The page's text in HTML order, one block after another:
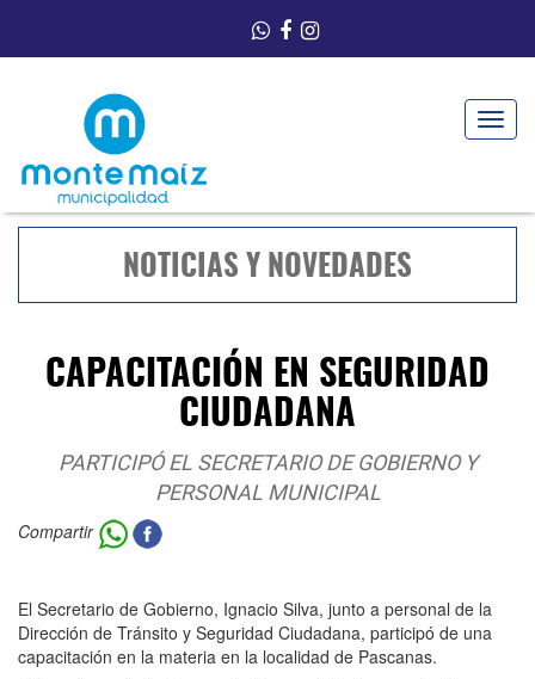
Toggle
NOTICIAS Y NOVEDADES
CAPACITACIÓN EN SEGURIDAD
CIUDADANA
PARTICIPÓ EL SECRETARIO DE GOBIERNO Y
PERSONAL MUNICIPAL
Compartir
El Secretario de Gobierno, Ignacio Silva, junto a personal de la
Dirección de Tránsito y Seguridad Ciudadana, participó de una
capacitación en la materia en la localidad de Pascanas.